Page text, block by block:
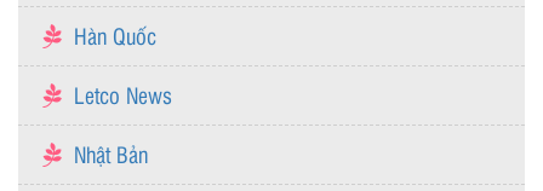
Hàn Quốc
Letco News
Nhật Bản